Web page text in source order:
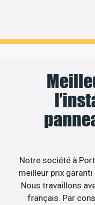
Notre société à
meilleur prix
Nous travaillons
français. Par